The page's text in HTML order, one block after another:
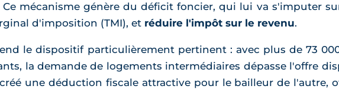
mécanisme génère du déficit foncier, qui lui va s'imputer
d'imposition (TMI), et réduire l'impôt sur le revenu.
le dispositif particulièrement pertinent : avec plus de 73
la demande de logements intermédiaires dépasse l'offre
une déduction fiscale attractive pour le bailleur de l'autre,